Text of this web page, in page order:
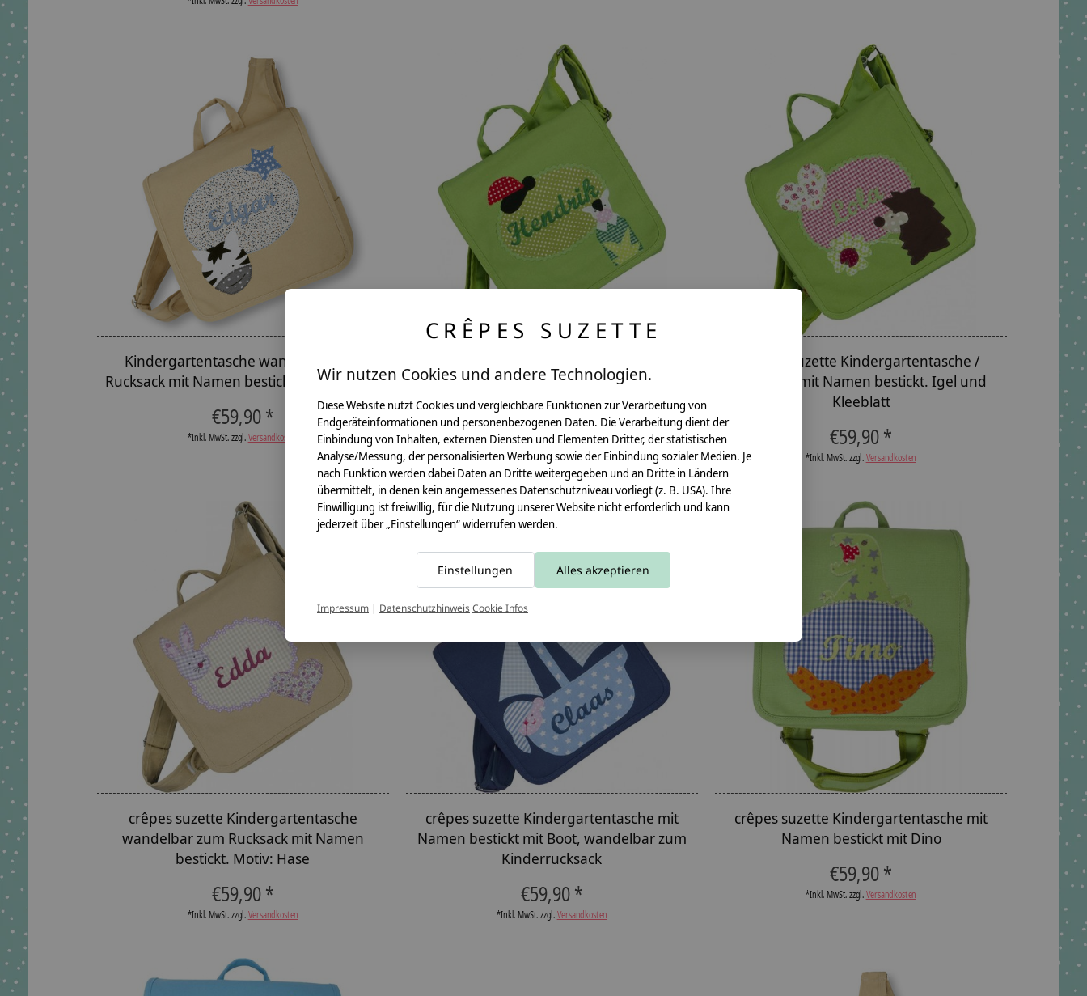
Kindergartentasche wandelbar zum
Rucksack mit Namen bestickt Motiv: Zebra
€59,90 *
*Inkl. MwSt. zzgl.Versandkosten
Rucksack mit Namen bestickt. Motiv:
Marienkäfer und Kuh
€59,90 *
*Inkl. MwSt. zzgl.Versandkosten
crêpes suzette Kindergartentasche /
Rucksack mit Namen bestickt. Igel und
Kleeblatt
€59,90 *
*Inkl. MwSt. zzgl.Versandkosten
crêpes suzette Kindergartentasche
wandelbar zum Rucksack mit Namen
bestickt. Motiv: Hase
€59,90 *
*Inkl. MwSt. zzgl.Versandkosten
crêpes suzette Kindergartentasche mit
Namen bestickt mit Boot, wandelbar zum
Kinderrucksack
€59,90 *
*Inkl. MwSt. zzgl.Versandkosten
crêpes suzette Kindergartentasche mit
Namen bestickt mit Dino
€59,90 *
*Inkl. MwSt. zzgl.Versandkosten
CRÊPES SUZETTE
Wir nutzen Cookies und andere Technologien.
Diese Website nutzt Cookies und vergleichbare Funktionen zur Verarbeitung von
Endgeräteinformationen und personenbezogenen Daten. Die Verarbeitung dient der
Einbindung von Inhalten, externen Diensten und Elementen Dritter, der statistischen
Analyse/Messung, der personalisierten Werbung sowie der Einbindung sozialer Medien. Je
nach Funktion werden dabei Daten an Dritte weitergegeben und an Dritte in Ländern
übermittelt, in denen kein angemessenes Datenschutzniveau vorliegt (z. B. USA). Ihre
Einwilligung ist freiwillig, für die Nutzung unserer Website nicht erforderlich und kann
jederzeit über „Einstellungen“ widerrufen werden.
Einstellungen Alles akzeptieren
Impressum | DatenschutzhinweisCookie Infos